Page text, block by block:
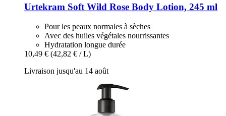
Urtekram Soft Wild Rose Body Lotion, 245 ml
Pour les peaux normales à sèches
Avec des huiles végétales nourrissantes
Hydratation longue durée
10,49 € (42,82 € / L)
Livraison jusqu'au 14 août